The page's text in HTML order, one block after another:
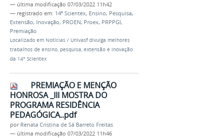
— última modificação 07/03/2022 11h42
— registrado em: 14ª Scientex, Ensino, Pesquisa,
Extensão, Inovação, PROEN, Proex, PRPPGI,
Premiação
Localizado em Notícias / Univasf divulga melhores
trabalhos de ensino, pesquisa, extensão e inovação
da 14º Scientex
PREMIAÇÃO E MENÇÃO
HONROSA _III MOSTRA DO
PROGRAMA RESIDÊNCIA
PEDAGÓGICA..pdf
por Renata Cristina de Sá Barreto Freitas
— última modificação 07/03/2022 11h46